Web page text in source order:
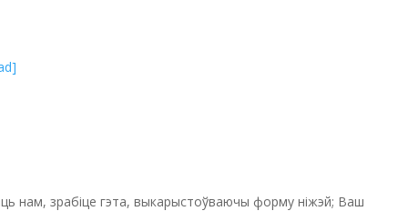
нам, зрабіце гэта, выкарыстоўваючы форму ніжэй; Ваш